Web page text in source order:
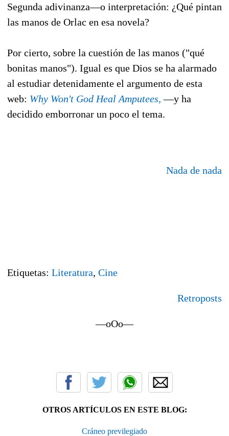
Segunda adivinanza—o interpretación: ¿Qué pintan
las manos de Orlac en esa novela?
Por cierto, sobre la cuestión de las manos ("qué
bonitas manos"). Igual es que Dios se ha alarmado
al estudiar detenidamente el argumento de esta
web: Why Won't God Heal Amputees, —y ha
decidido emborronar un poco el tema.
Nada de nada
Etiquetas: Literatura, Cine
Retroposts
—oOo—
OTROS ARTÍCULOS EN ESTE BLOG:
Cráneo previlegiado